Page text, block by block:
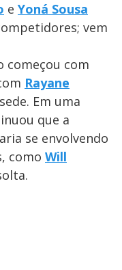
e Yoná Sousa
vem
começou com
Rayane
Em uma
que a
se envolvendo
como Will